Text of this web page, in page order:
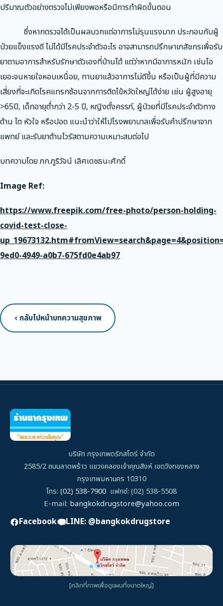
ปริมาณตัวอย่างตรวจไม่เพียงพอหรือมีการทำผิดขั้นตอน
ซึ่งหากตรวจได้เป็นผลบวกแต่อาการไม่รุนแรงมาก ประกอบกับผู้
ป่วยแข็งแรงดี ไม่ได้มีโรคประจำตัวอะไร อาจสามารถปรึกษาเภสัชกรเพื่อรับ
ยาตามอาการสำหรับรักษาตัวเองที่บ้านได้ แต่ว่าหากมีอาการหนัก เช่นไอ
เยอะจนหายใจหอบเหนื่อย, ทานยาแล้วอาการไม่ดีขึ้น หรือเป็นผู้ที่มีความ
เสี่ยงที่จะเกิดโรคแทรกซ้อนจากการติดไข้หวัดใหญ่ได้ง่าย เช่น ผู้สูงอายุ
>65ปี, เด็กอายุต่ำกว่า 2-5 ปี, หญิงตั้งครรภ์, ผู้ป่วยที่มีโรคประจำตัวทาง
ด้าน ไต หัวใจ หรือปอด แนะนำว่าให้ไปโรงพยาบาลเพื่อรับคำปรึกษาจาก
แพทย์ และรับยาต้านไวรัสตามความเหมาะสมต่อไป
บทความโดย ภก.ภูริวัจน์ เลิศเดชธนะศักดิ์
Image Ref:
https://www.freepik.com/free-photo/person-holding-
covid-test-close-
9ed0-4949-a0b7-675fd0e4ab97
‹ กลับไปหน้าบทความสุขภาพ
บริษัท กรุงเทพดรักสโตร์ จำกัด
2585/2 ถนนลาดพร้าว แขวงคลองเจ้าคุณสิงห์ เขตวังทองหลาง
กรุงเทพมหานคร 10310
โทร: (02) 538-7900 แฟกซ์: (02) 538-5508
E-mail: bangkokdrugstore@yahoo.com
Facebook LINE: @bangkokdrugstore
[คลิกที่ภาพเพื่อดูแผนที่ขนาดใหญ่]